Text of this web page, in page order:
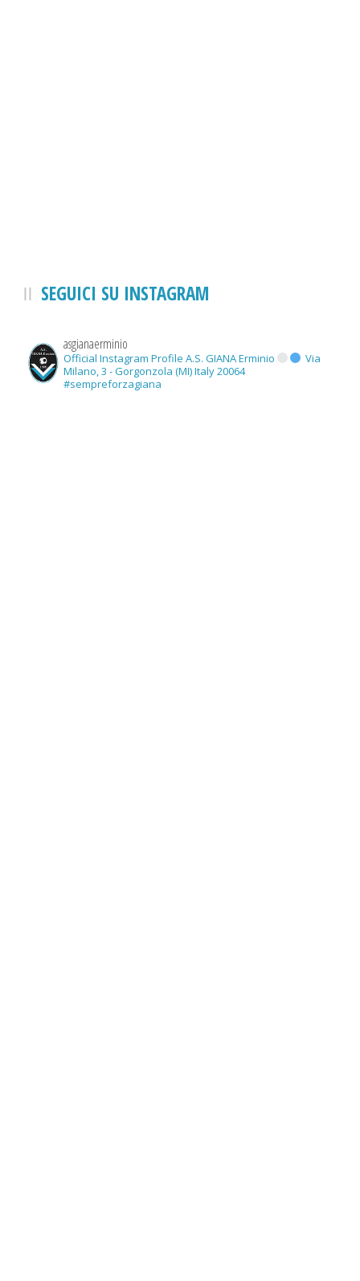
SEGUICI SU INSTAGRAM
asgianaerminio
Official Instagram Profile A.S. GIANA Erminio
Via
Milano, 3 - Gorgonzola (MI) Italy 20064
#sempreforzagiana